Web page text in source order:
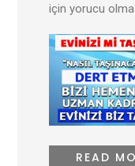
için yorucu
READ